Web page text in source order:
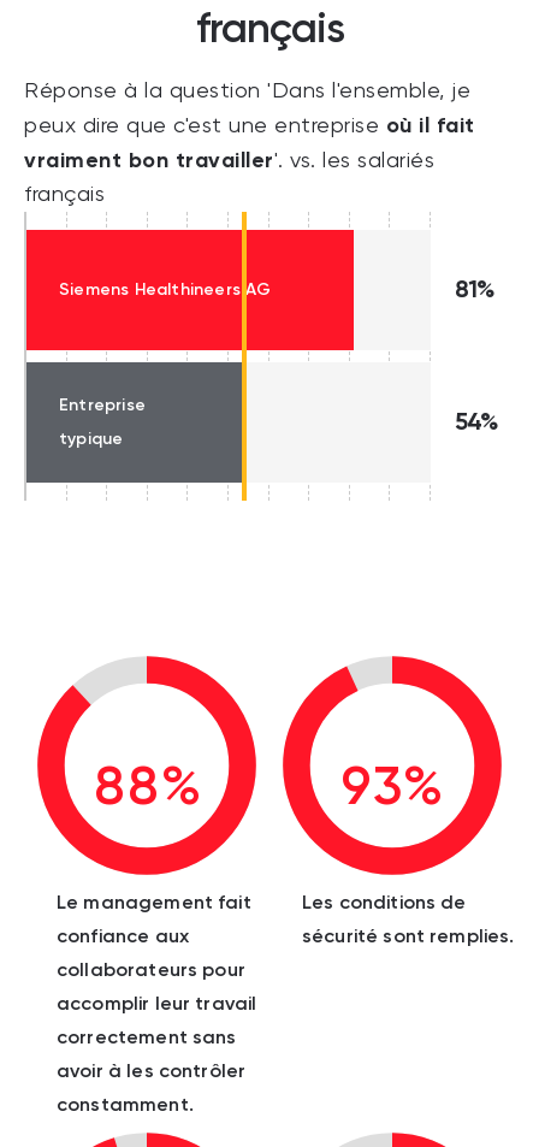
français
Réponse à la question 'Dans l'ensemble, je
peux dire que c'est une entreprise où il fait
vraiment bon travailler'. vs. les salariés
français
Siemens Healthineers AG 81%
Entreprise
typique
54%
88%
Le management fait
confiance aux
collaborateurs pour
accomplir leur travail
correctement sans
avoir à les contrôler
constamment.
93%
Les conditions de
sécurité sont remplies.